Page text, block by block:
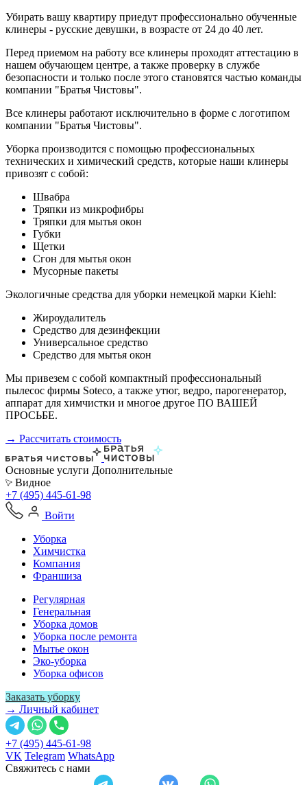
Убирать вашу квартиру приедут профессионально обученные
клинеры - русские девушки, в возрасте от 24 до 40 лет.
Перед приемом на работу все клинеры проходят аттестацию в
нашем обучающем центре, а также проверку в службе
безопасности и только после этого становятся частью команды
компании "Братья Чистовы".
Все клинеры работают исключительно в форме с логотипом
компании "Братья Чистовы".
Уборка производится с помощью профессиональных
технических и химический средств, которые наши клинеры
привозят с собой:
Швабра
Тряпки из микрофибры
Тряпки для мытья окон
Губки
Щетки
Сгон для мытья окон
Мусорные пакеты
Экологичные средства для уборки немецкой марки Kiehl:
Жироудалитель
Средство для дезинфекции
Универсальное средство
Средство для мытья окон
Мы привезем с собой компактный профессиональный
пылесос фирмы Soteco, а также утюг, ведро, парогенератор,
аппарат для химчистки и многое другое ПО ВАШЕЙ
ПРОСЬБЕ.
→ Рассчитать стоимость
Основные услуги Дополнительные
Видное
+7 (495) 445-61-98
Войти
Уборка
Химчистка
Компания
Франшиза
Регулярная
Генеральная
Уборка домов
Уборка после ремонта
Мытье окон
Эко-уборка
Уборка офисов
Заказать уборку
→ Личный кабинет
+7 (495) 445-61-98
VK Telegram WhatsApp
Свяжитесь с нами